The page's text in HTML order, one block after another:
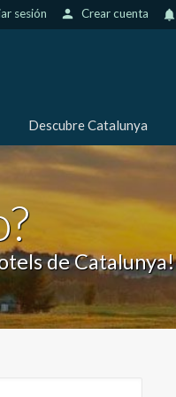
sesión person Crear cuenta notifications
Descubre Catalunya
de Catalunya!